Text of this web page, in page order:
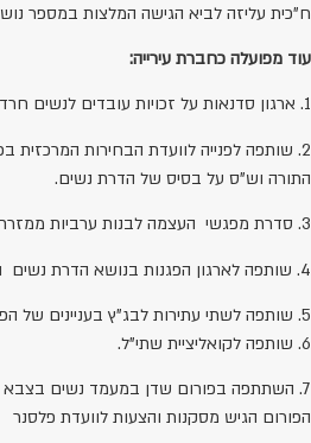
ח"כית עליזה לביא הגישה המלצות במספר
עוד מפועלה כחברת עירייה:
1. ארגון סדנאות על זכויות עובדים לנשים חרדיות
2. שותפה לפנייה לוועדת הבחירות
התורה וש"ס על בסיס של הדרת נשים.
3. סדרת מפגשי העצמה לבנות ערביות ממזרח העיר.
4. שותפה לארגון הפגנות בנושא הדרת נשים ועליה על קווי מהדרין בירושלים.
5. שותפה לשתי עתירות לבג"ץ בעניינים של הפרדה מגדרית בשכונות חרדיות.
6. שותפה לקואליציית שתי"ל.
7. השתתפה בפורום שדן במעמד נשים בצבא
הפורום הגיש מסקנות והצעות לוועדת פלסנר